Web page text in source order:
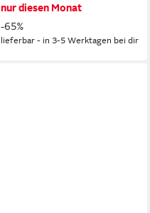
nur diesen Monat
-65%
lieferbar - in 3-5 Werktagen bei dir